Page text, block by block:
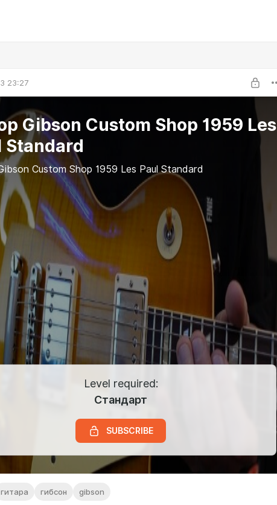
23:27
Gibson Custom Shop 1959 Les
Standard
Custom Shop 1959 Les Paul Standard
Level required:
Стандарт
SUBSCRIBE
гитара гибсон gibson